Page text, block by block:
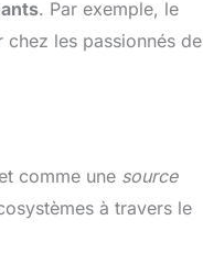
. Par exemple, le
les passionnés de
et comme une source
à travers le